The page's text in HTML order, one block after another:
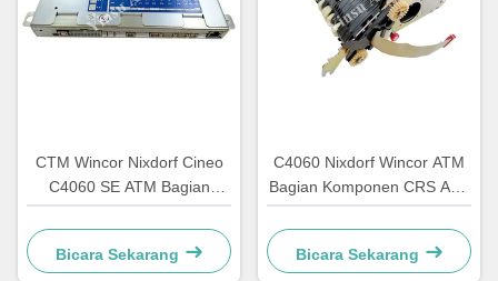
CTM Wincor Nixdorf Cineo
C4060 SE ATM Bagian
Elektronika Khusus
1750147868
Bicara Sekarang
C4060 Nixdorf Wincor ATM
Bagian Komponen CRS ATS
Unit Sentralisasi AU Modul
1750134478
Bicara Sekarang